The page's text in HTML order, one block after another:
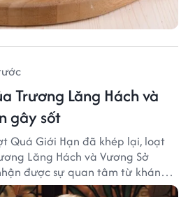
Trương Lăng Hách và
gây sốt
Quá Giới Hạn đã khép lại, loạt
Lăng Hách và Vương Sở
được sự quan tâm từ khán